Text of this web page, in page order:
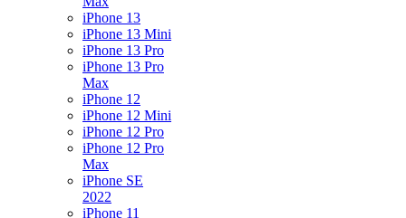
iPhone 13
iPhone 13 Mini
iPhone 13 Pro
iPhone 13 Pro
Max
iPhone 12
iPhone 12 Mini
iPhone 12 Pro
iPhone 12 Pro
Max
iPhone SE
2022
iPhone 11